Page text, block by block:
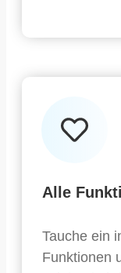
Alle
Tauche ein
Funktionen